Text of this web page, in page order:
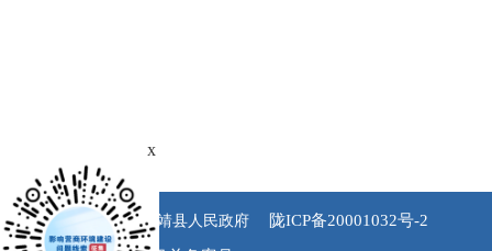
版权所有 永靖县人民政府 陇ICP备20001032号-2
x